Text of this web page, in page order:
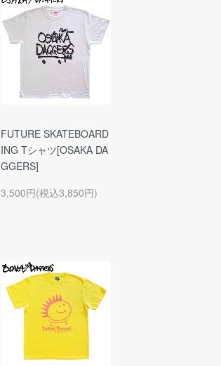
FUTURE SKATEBOARD
ING Tシャツ[OSAKA DA
GGERS]
3,500円(税込3,850円)